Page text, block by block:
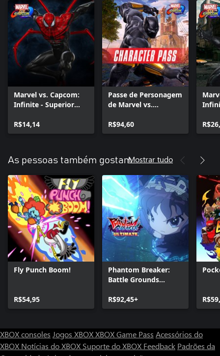
Marvel vs. Capcom:
Infinite - Superior
R$14,14
Passe de Personagem
de Marvel vs.
R$94,60
As pessoas também gostamMostrar tudo
Fly Punch Boom!
R$54,95
Phantom Breaker:
Battle Grounds
R$92,45+
XBOX consoles Jogos XBOXXBOX Game Pass Acessórios do
XBOX Notícias do XBOX Suporte do XBOX Feedback Padrões da